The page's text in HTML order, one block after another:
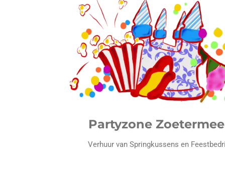
Partyzone
Verhuur van Springkussens en